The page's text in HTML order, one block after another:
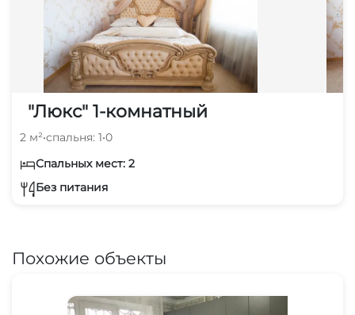
"Люкс" 1-комнатный
2 м²•спальня: 1•0
Спальных мест: 2
Без питания
Похожие объекты